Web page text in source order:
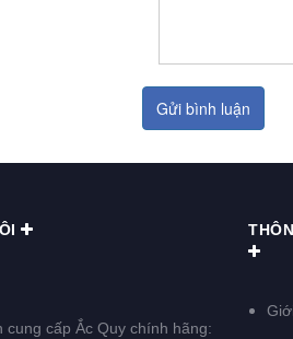
Gửi bình luận
cung cấp Ắc Quy chính hãng: